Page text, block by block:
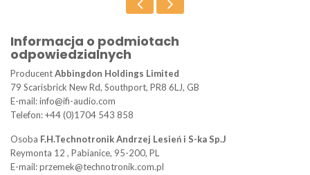
Informacja o podmiotach
odpowiedzialnych
ProducentAbbingdon Holdings Limited
79 Scarisbrick New Rd, Southport, PR8 6LJ, GB
E-mail: info@ifi-audio.com
Telefon: +44 (0)1704 543 858
Osoba F.H.Technotronik Andrzej Lesień i S-ka Sp.J
Reymonta 12 , Pabianice, 95-200, PL
E-mail: przemek@technotronik.com.pl